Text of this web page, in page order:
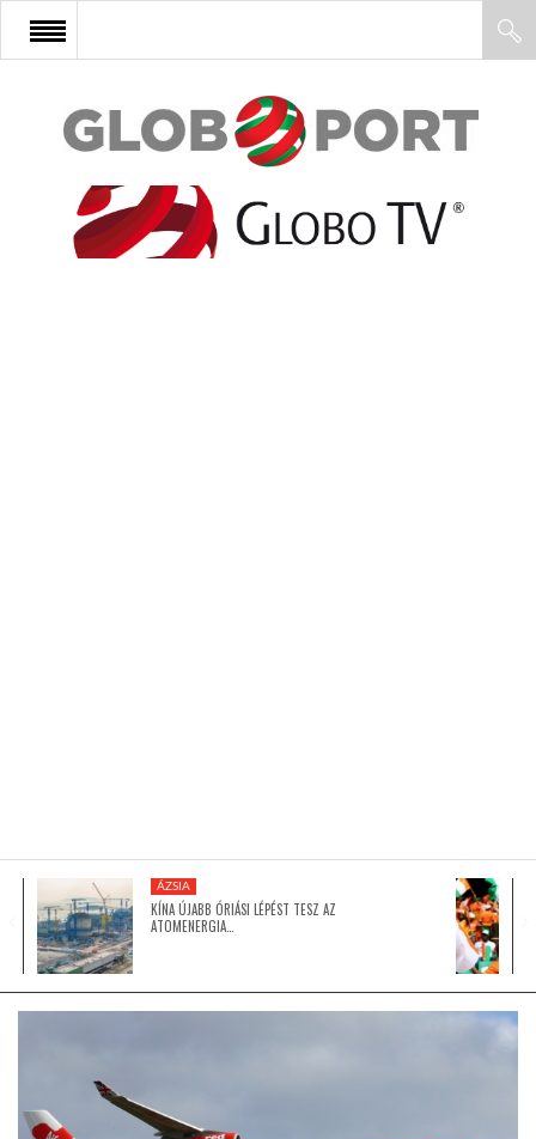
FŐOLDAL
AFRIKA
GLOBOTV BP
TROPICALMAGAZIN
ÁZSIA
KÍNA ÚJABB ÓRIÁSI LÉPÉST TESZ AZ
ATOMENERGIA…